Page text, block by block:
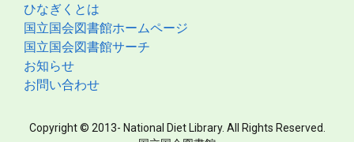
ひなぎくとは
国立国会図書館ホームページ
国立国会図書館サーチ
お知らせ
お問い合わせ
Copyright © 2013- National Diet Library. All Rights Reserved.